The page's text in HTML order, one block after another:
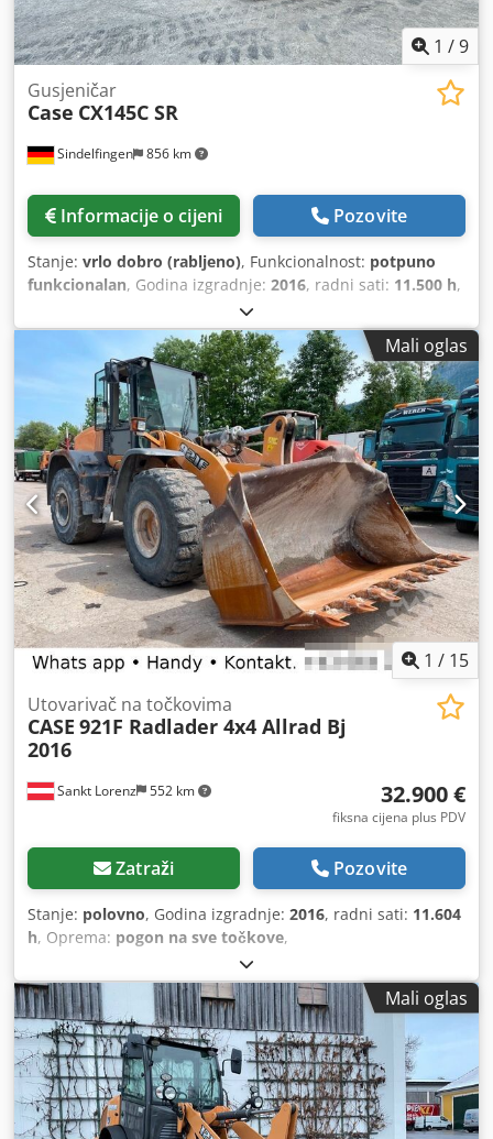
1 /9
Sindelfingen 856 km
Gusjeničar
Case CX145C SR
Informacije o cijeni Pozovite
Stanje: vrlo dobro (rabljeno), Funkcionalnost: potpuno
funkcionalan, Godina izgradnje: 2016, radni sati: 11.500 h,
Mali oglas
1 / 15
Sankt Lorenz 552 km
Utovarivač na točkovima
CASE 921F Radlader 4x4 Allrad Bj
2016
32.900 €
fiksna cijena plus PDV
Zatraži Pozovite
Stanje: polovno, Godina izgradnje: 2016, radni sati: 11.604
h, Oprema: pogon na sve točkove,
Mali oglas